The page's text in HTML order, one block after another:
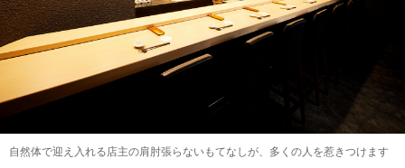
自然体で迎え入れる店主の肩肘張らないもてなしが、多くの人を惹きつけます